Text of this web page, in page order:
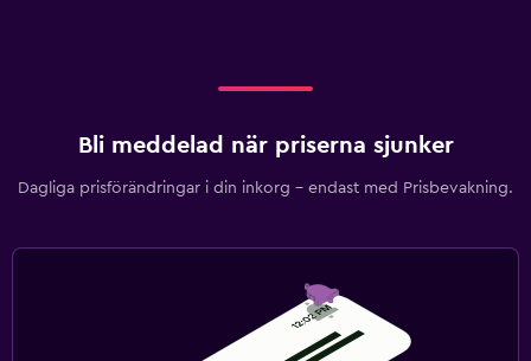
Bli meddelad när priserna sjunker
Dagliga prisförändringar i din inkorg – endast med Prisbevakning.